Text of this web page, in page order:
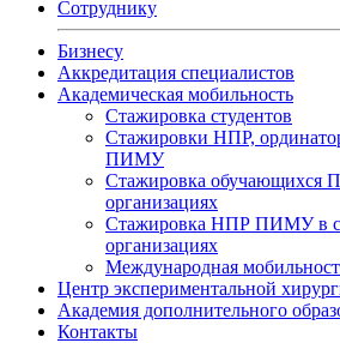
Сотруднику
Бизнесу
Аккредитация специалистов
Академическая мобильность
Стажировка студентов
Стажировки НПР,
ПИМУ
Стажировка обучающихся
организациях
Стажировка НПР ПИМУ в
организациях
Международная
Центр экспериментальной
Академия дополнительного
Контакты